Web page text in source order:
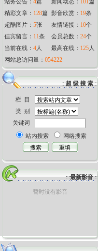
站务公告： 4篇 新闻动态： 101篇
精彩文章： 128篇 影音欣赏： 19条
超酷图片： 5张 友情链接： 10个
佳宾留言： 11条 会员总数： 24个
当前在线： 4人 最高在线： 125人
网站总访问量： 054222
:::超 级 搜 索:::
栏 目
类 别
关键词
站内搜索
网络搜索
:::最新影音:::
暂时没有影音